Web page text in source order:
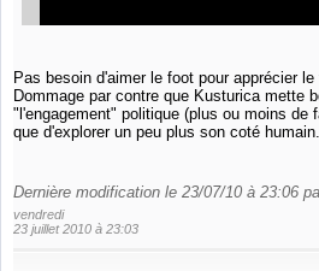
Pas besoin d'aimer le foot pour apprécier
Dommage par contre que Kusturica mette
"l'engagement" politique (plus ou moins de
que d'explorer un peu plus son coté humain.
Dernière modification le 23/07/10 à 23:06
vendredi
23 juillet 2010 à 23:03